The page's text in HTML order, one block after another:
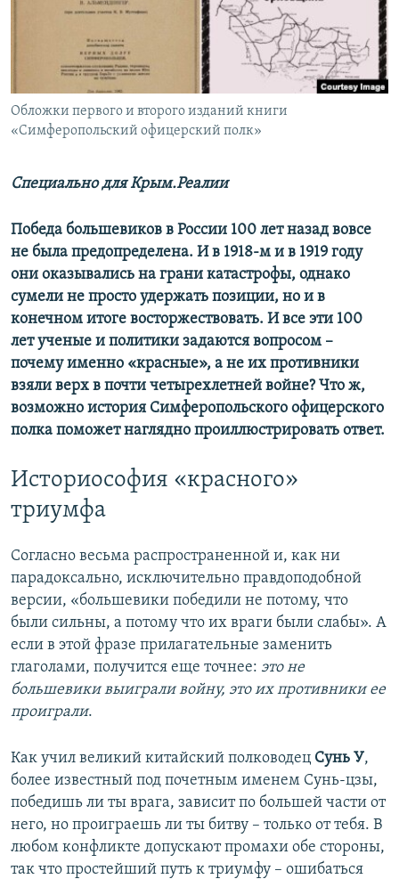
ПОБЕДИТЕЛЕЙ НЕ СУДЯТ?
КРЫМ.НЕПОКОРЕННЫЙ
УКРАИНСКАЯ ПРОБЛЕМА КРЫМА
ПРИСОЕДИНЯЙТЕСЬ!
Все сайты RFE/RL
Обложки первого и второго изданий книги
«Симферопольский офицерский полк»
Специально для Крым.Реалии
Победа большевиков в России 100 лет назад вовсе
не была предопределена. И в 1918-м и в 1919 году
они оказывались на грани катастрофы, однако
сумели не просто удержать позиции, но и в
конечном итоге восторжествовать. И все эти 100
лет ученые и политики задаются вопросом –
почему именно «красные», а не их противники
взяли верх в почти четырехлетней войне? Что ж,
возможно история Симферопольского офицерского
полка поможет наглядно проиллюстрировать ответ.
Историософия «красного»
триумфа
Согласно весьма распространенной и, как ни
парадоксально, исключительно правдоподобной
версии, «большевики победили не потому, что
были сильны, а потому что их враги были слабы». А
если в этой фразе прилагательные заменить
глаголами, получится еще точнее: это не
большевики выиграли войну, это их противники ее
проиграли.
Как учил великий китайский полководец Сунь У,
более известный под почетным именем Сунь-цзы,
победишь ли ты врага, зависит по большей части от
него, но проиграешь ли ты битву – только от тебя. В
любом конфликте допускают промахи обе стороны,
так что простейший путь к триумфу – ошибаться